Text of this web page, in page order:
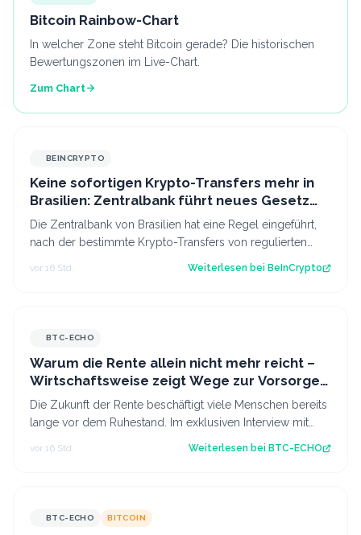
Bitcoin Rainbow-Chart
In welcher Zone steht Bitcoin gerade? Die historischen
Bewertungszonen im Live-Chart.
Zum Chart
BEINCRYPTO
Keine sofortigen Krypto-Transfers mehr in
Brasilien: Zentralbank führt neues Gesetz
ein
Die Zentralbank von Brasilien hat eine Regel eingeführt,
nach der bestimmte Krypto-Transfers von regulierten
vor 16 Std. Weiterlesen bei BeInCrypto
BTC-ECHO
Warum die Rente allein nicht mehr reicht –
Wirtschaftsweise zeigt Wege zur Vorsorge
auf
Die Zukunft der Rente beschäftigt viele Menschen bereits
lange vor dem Ruhestand. Im exklusiven Interview mit
vor 16 Std. Weiterlesen bei BTC-ECHO
BTC-ECHO BITCOIN